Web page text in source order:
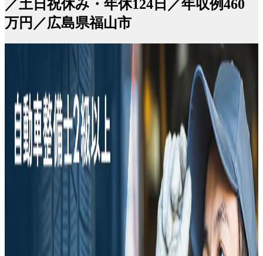
／土日祝休み・年休124日／年収例460
万円／広島県福山市